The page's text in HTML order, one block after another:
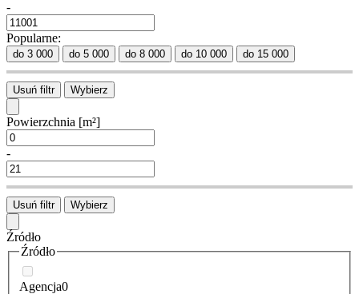
-
Popularne:
do 3 000 do 5 000 do 8 000 do 10 000 do 15 000
Usuń filtr Wybierz
Powierzchnia [m²]
-
Usuń filtr Wybierz
Źródło
Źródło
Agencja0